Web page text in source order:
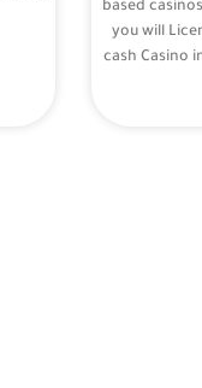
based
you will
cash Casino